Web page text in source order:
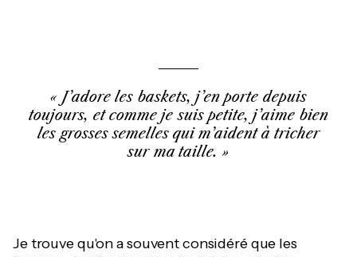
J’adore les baskets, j’en porte depuis
toujours, et comme je suis petite, j’aime bien
les grosses semelles qui m’aident à tricher
sur ma taille.
Je trouve qu'on a souvent considéré que les